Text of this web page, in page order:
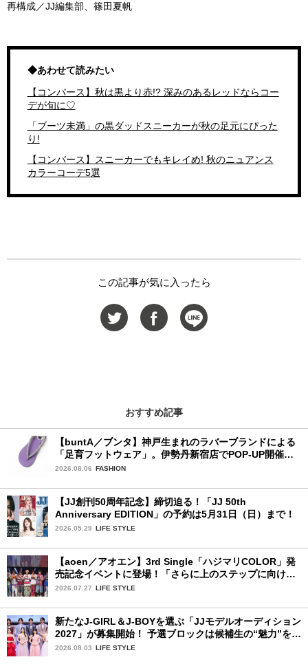
再構成／JJ編集部、篠田夏帆
◆あわせて読みたい
【コンバース】秋は黒より赤!? 深みのあるレッドならコー
デが旬に♡
「ブーツ未満」の黒ダッドスニーカーが秋の足元にぴった
り!
【コンバース】スニーカーでもキレイめ! 秋のニュアンス
カラーコーデ5選
この記事が気に入ったら
おすすめ記事
【buntA／ブンタ】神戸生まれのラバーブランドによる
「足育フットウェア」。伊勢丹新宿店でPOP-UP開催
中！
2026.08.06 FASHION
【JJ創刊50周年記念】締切迫る！「JJ 50th
Anniversary EDITION」の予約は5月31日（日）まで！
2026.05.29 LIFE STYLE
【aoen／アオエン】3rd Single「ハジマリCOLOR」発
売記念イベントに登場！「さらに上のステップに向けた
新たなハジマリになるように」と爽やかな笑顔で意気込
2026.07.27 LIFE STYLE
新たなJ-GIRL＆J-BOYを選ぶ「JJモデルオーディション
2027」が募集開始！ 予選ブロックは候補生の“魅力”を重
視した「新システム」に変わります
2026.08.03 LIFE STYLE